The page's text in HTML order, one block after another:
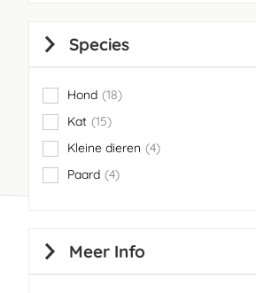
Species
Hond 18
items
Kat 15
items
Kleine dieren
4
items
Paard 4
items
Meer Info